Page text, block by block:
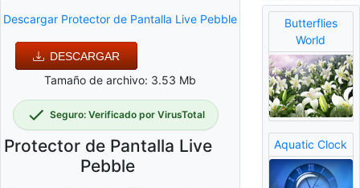
Descargar Protector de Pantalla Live Pebble
DESCARGAR
Tamaño de archivo: 3.53 Mb
Seguro: Verificado por VirusTotal
Protector de Pantalla Live
Pebble
Butterflies
World
Aquatic Clock